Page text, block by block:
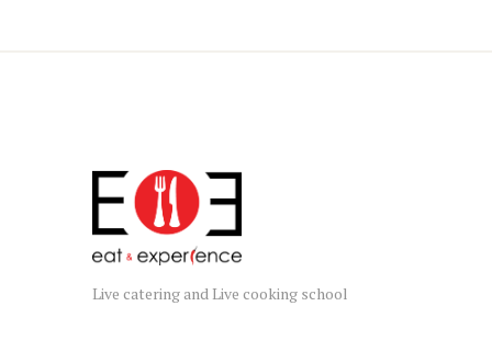
Live catering and Live cooking school